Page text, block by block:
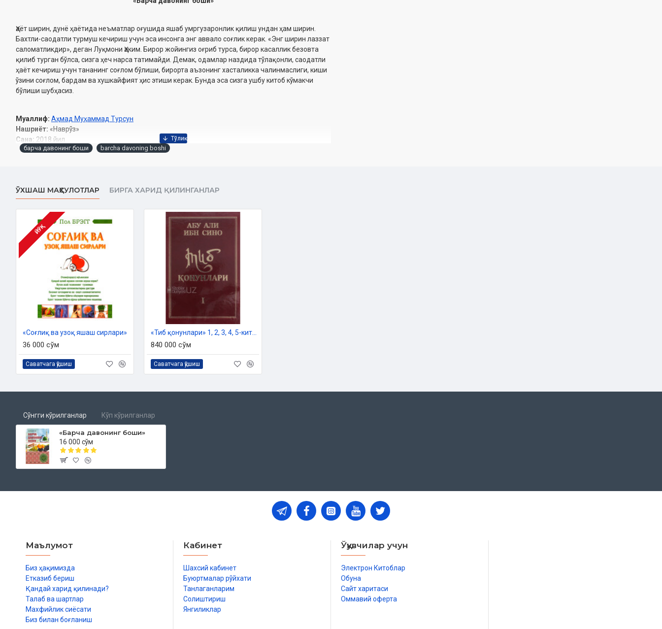
Ҳаёт ширин, дунё ҳаётида неъматлар оғушида яшаб умргузаронлик қилиш ундан ҳам ширин.
Бахтли-саодатли турмуш кечириш учун эса инсонга энг аввало соғлик керак. «Энг ширин лаззат
саломатликдир», деган Луқмони Ҳаким. Бирор жойингиз оғриб турса, бирор касаллик безовта
қилиб турган бўлса, сизга ҳеч нарса татимайди. Демак, одамлар наздида тўлақонли, саодатли
ҳаёт кечириш учун тананинг соғлом бўлиши, бирорта аъзонинг хасталикка чалинмаслиги, киши
ўзини соғлом, бардам ва хушкайфият ҳис этиши керак. Бунда эса сизга ушбу китоб кўмакчи
бўлиши шубҳасиз.
Муаллиф: Аҳмад Муҳаммад Турсун
Нашриёт: «Наврўз»
Сана: 2018 йил
Ҳажми:200 бет
барча давонинг боши barcha davoning boshi
ЎХШАШ МАҲСУЛОТЛАР БИРГА ХАРИД ҚИЛИНГАНЛАР
ЙЎҚ
«Соғлиқ ва узоқ яшаш сирлари‎»
36 000 сўм
Саватчага қўшиш
840 000 сўм
Саватчага қўшиш
Сўнгги кўрилганлар Кўп кўрилганлар
«Барча давонинг боши»
16 000 сўм
Маълумот
Биз ҳақимизда
Етказиб бериш
Қандай харид қилинади?
Талаб ва шартлар
Махфийлик сиёсати
Биз билан боғланиш
Кабинет
Шахсий кабинет
Буюртмалар рўйхати
Танлаганларим
Солиштириш
Янгиликлар
Ўқувчилар учун
Электрон Китоблар
Обуна
Сайт харитаси
Оммавий оферта